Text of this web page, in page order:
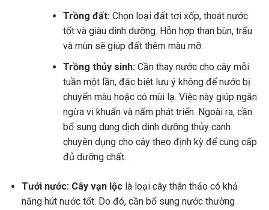
Trồng đất:Chọn loại đất tơi xốp, thoát nước
tốt và giàu dinh dưỡng. Hỗn hợp than bùn, trấu
và mùn sẽ giúp đất thêm màu mỡ.
Trồng thủy sinh:Cần thay nước cho cây mỗi
tuần một lần, đặc biệt lưu ý không để nước bị
chuyển màu hoặc có mùi lạ. Việc này giúp ngăn
ngừa vi khuẩn và nấm phát triển. Ngoài ra, cần
bổ sung dung dịch dinh dưỡng thủy canh
chuyên dụng cho cây theo định kỳ để cung cấp
đủ dưỡng chất.
Tưới nước: Cây vạn lộclà loại cây thân thảo có khả
năng hút nước tốt. Do đó, cần bổ sung nước thường